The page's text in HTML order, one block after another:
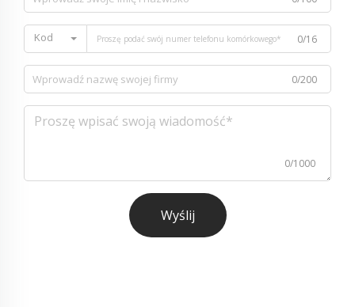
Kod 0/16
0/200
0/1000
Wyślij